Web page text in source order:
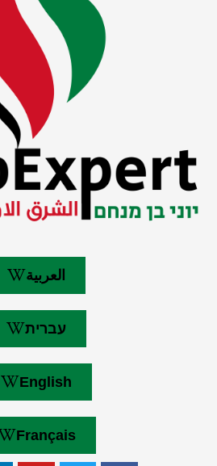
العربية
עברית
English
Français